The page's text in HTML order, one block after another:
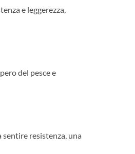
e leggerezza,
del pesce e
resistenza, una